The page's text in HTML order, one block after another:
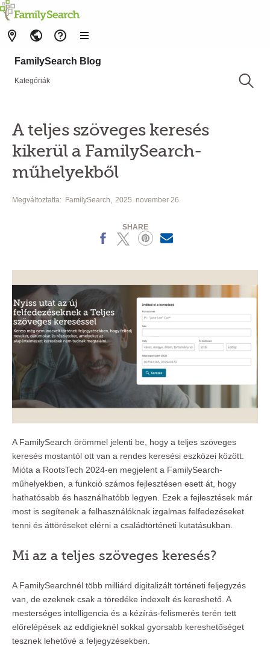
FamilySearch Blog
Kategóriák
A teljes szöveges keresés
kikerül a FamilySearch-
műhelyekből
Megváltoztatta: FamilySearch 2025. november 26.
SHARE
X
A FamilySearch örömmel jelenti be, hogy a teljes szöveges
keresés mostantól ott van a rendes keresési eszközei között.
Mióta a RootsTech 2024-en megjelent a FamilySearch-
műhelyekben, a funkció számos fejlesztésen esett át, hogy
hathatósabb és használhatóbb legyen. Ezek a fejlesztések már
most is segítenek a felhasználóknak izgalmas felfedezéseket
tenni és áttöréseket elérni a családtörténeti kutatásukban.
Mi az a teljes szöveges keresés?
A FamilySearchnél több milliárd digitalizált történeti feljegyzés
van, de ezeknek csak a töredéke indexelt és kereshető. A
mesterséges intelligencia és a kézírás-felismerés terén tett
előrelépések az eddigieknél sokkal gyorsabb kereshetőséget
tesznek lehetővé a feljegyzésekben.